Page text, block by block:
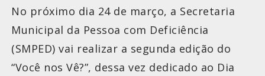
No próximo dia 24 de março, a Secretaria
Municipal da Pessoa com Deficiência
(SMPED) vai realizar a segunda edição do
“Você nos Vê?”, dessa vez dedicado ao Dia